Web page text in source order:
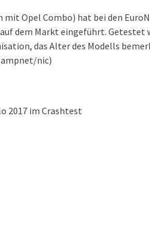
Opel Combo) hat bei den
dem Markt eingeführt. Getestet
das Alter des Modells
nic)
2017 im Crashtest